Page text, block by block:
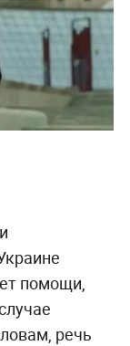
помощи,
речь